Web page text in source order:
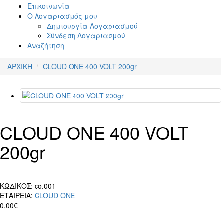
Επικοινωνία
Ο Λογαριασμός μου
Δημιουργία Λογαριασμού
Σύνδεση Λογαριασμού
Αναζήτηση
ΑΡΧΙΚΗ CLOUD ONE 400 VOLT 200gr
CLOUD ONE 400 VOLT
200gr
ΚΩΔΙΚΟΣ: co.001
ΕΤΑΙΡΕΙΑ: CLOUD ONE
0,00€